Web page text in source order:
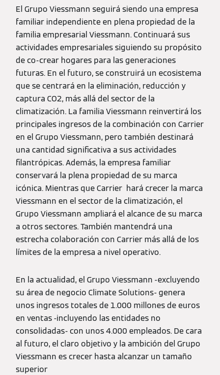
El Grupo Viessmann seguirá siendo una empresa
familiar independiente en plena propiedad de la
familia empresarial Viessmann. Continuará sus
actividades empresariales siguiendo su propósito
de co-crear hogares para las generaciones
futuras. En el futuro, se construirá un ecosistema
que se centrará en la eliminación, reducción y
captura CO2, más allá del sector de la
climatización. La familia Viessmann reinvertirá los
principales ingresos de la combinación con Carrier
en el Grupo Viessmann, pero también destinará
una cantidad significativa a sus actividades
filantrópicas. Además, la empresa familiar
conservará la plena propiedad de su marca
icónica. Mientras que Carrier hará crecer la marca
Viessmann en el sector de la climatización, el
Grupo Viessmann ampliará el alcance de su marca
a otros sectores. También mantendrá una
estrecha colaboración con Carrier más allá de los
límites de la empresa a nivel operativo.
En la actualidad, el Grupo Viessmann -excluyendo
su área de negocio Climate Solutions- genera
unos ingresos totales de 1.000 millones de euros
en ventas -incluyendo las entidades no
consolidadas- con unos 4.000 empleados. De cara
al futuro, el claro objetivo y la ambición del Grupo
Viessmann es crecer hasta alcanzar un tamaño
superior